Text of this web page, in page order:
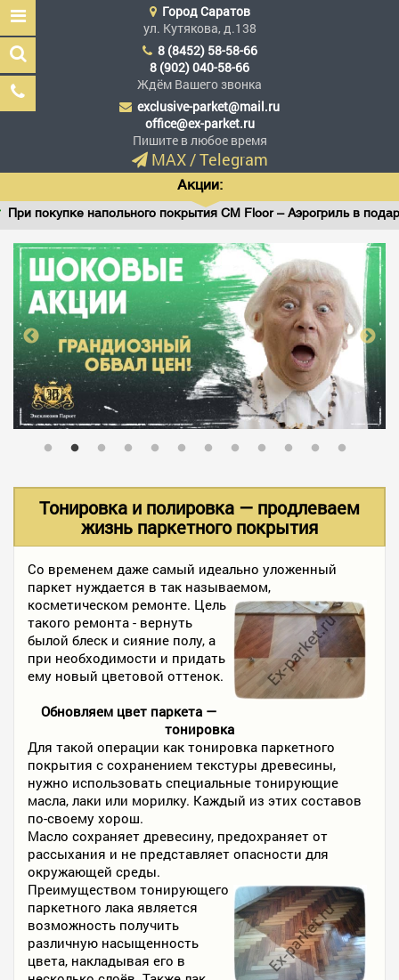
Эксклюзив Паркет
Мы сделали эксклюзив
доступным
ГЛАВНАЯ
АССОРТИМЕНТ
В НАЛИЧИИ
АКЦИИ
ФОТО РАБОТ
КОНТАКТЫ
ГородСаратов
ул. Кутякова, д.138
8 (8452) 58-58-66
8 (902) 040-58-66
Ждём Вашего звонка
exclusive-parket@mail.ru
office@ex-parket.ru
Пишите в любое время
MAX/Telegram
Акции:
покупке напольного покрытия CM Floor – Аэрогриль в подарок!
Тонировка и полировка — продлеваем
жизнь паркетного покрытия
Со временем даже самый идеально уложенный
паркет нуждается в так называемом,
косметическом ремонте. Цель
такого ремонта - вернуть
былой блеск и сияние полу, а
при необходимости и придать
ему новый цветовой оттенок.
Обновляем цвет паркета —
тонировка
Для такой операции как тонировка паркетного
покрытия с сохранением текстуры древесины,
нужно использовать специальные тонирующие
масла, лаки или морилку. Каждый из этих составов
по-своему хорош.
Масло сохраняет древесину, предохраняет от
рассыхания и не представляет опасности для
окружающей среды.
Преимуществом тонирующего
паркетного лака является
возможность получить
различную насыщенность
цвета, накладывая его в